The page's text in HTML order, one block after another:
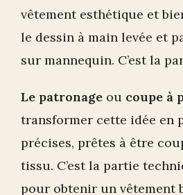
vêtement esthétique et
le dessin à main levée et
sur mannequin. C’est la
Le patronage ou coupe à
transformer cette idée en
précises, prêtes à être
tissu. C’est la partie
pour obtenir un vêtement